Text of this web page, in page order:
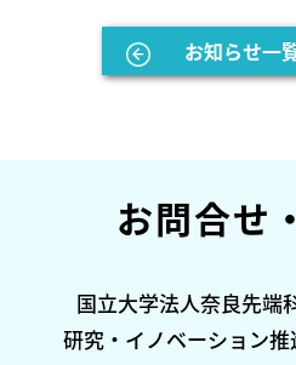
お知らせ一
お問合せ
国立大学法人奈良先端
研究・イノベーション